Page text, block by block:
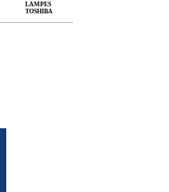
LAMPES
TOSHIBA